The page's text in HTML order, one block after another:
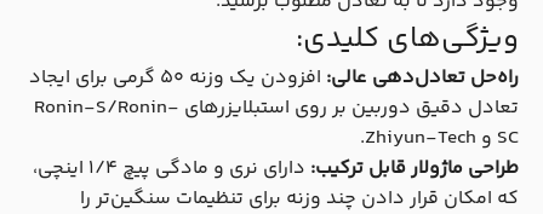
ویژگی‌های کلیدی:
راه‌حل تعادل‌دهی عالی:
افزودن یک وزنه ۵۰ گرمی برای ایجاد
تعادل دقیق دوربین بر روی استبلایزرهای Ronin-S/Ronin-
SC و Zhiyun-Tech.
طراحی ماژولار قابل ترکیب:
دارای نری و مادگی پیچ ۱/۴ اینچی،
که امکان قرار دادن چند وزنه برای تنظیمات سنگین‌تر را